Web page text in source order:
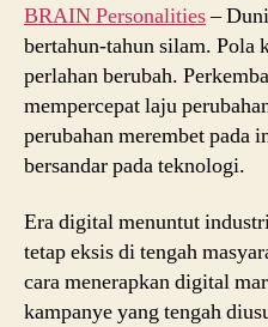
BRAIN Personalities–
bertahun-tahun silam. Pola
perlahan berubah.
mempercepat laju
perubahan merembet pada
bersandar pada teknologi.
Era digital menuntut
tetap eksis di tengah
cara menerapkan digital
kampanye yang tengah